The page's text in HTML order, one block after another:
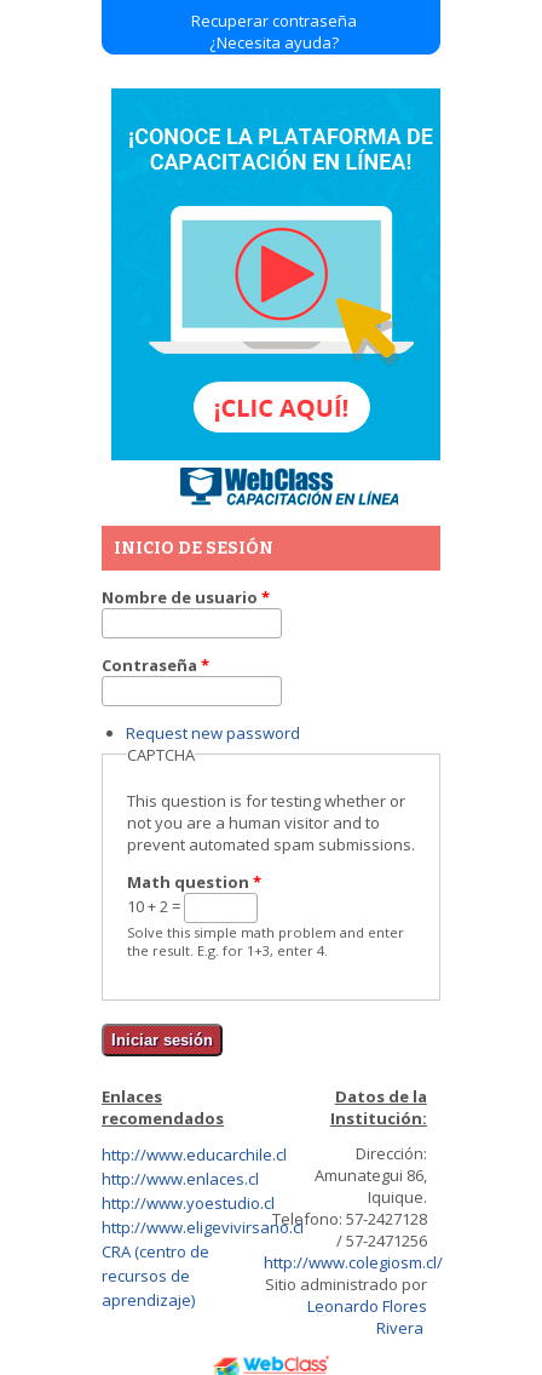
Recuperar contraseña
¿Necesita ayuda?
INICIO DE SESIÓN
Nombre de usuario *
Contraseña *
Request new password
CAPTCHA
This question is for testing whether or
not you are a human visitor and to
prevent automated spam submissions.
Math question *
10 + 2 =
Solve this simple math problem and enter
the result. E.g. for 1+3, enter 4.
Enlaces
recomendados
http://www.educarchile.cl
http://www.enlaces.cl
http://www.yoestudio.cl
http://www.eligevivirsano.cl
CRA (centro de
recursos de
aprendizaje)
Datos de la
Institución:
Dirección:
Amunategui 86,
Iquique.
Telefono: 57-2427128
/ 57-2471256
http://www.colegiosm.cl/
Sitio administrado por
Leonardo Flores
Rivera